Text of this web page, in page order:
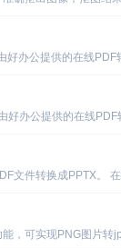
好办公提供的在线
好办公提供的在线
文件转换成PPTX。
能，可实现PNG图片